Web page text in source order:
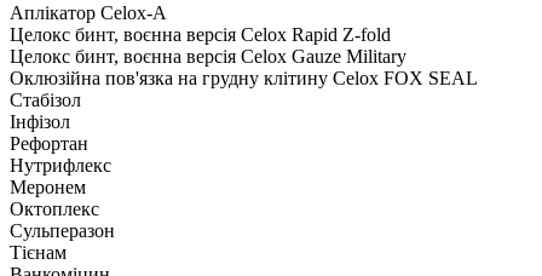
Аплікатор Celox-A
Целокс бинт, воєнна версія Celox Rapid Z-fold
Целокс бинт, воєнна версія Celox Gauze Military
Оклюзійна пов'язка на грудну клітину Celox FOX SEAL
Стабізол
Інфізол
Рефортан
Нутрифлекс
Меронем
Октоплекс
Сульперазон
Тієнам